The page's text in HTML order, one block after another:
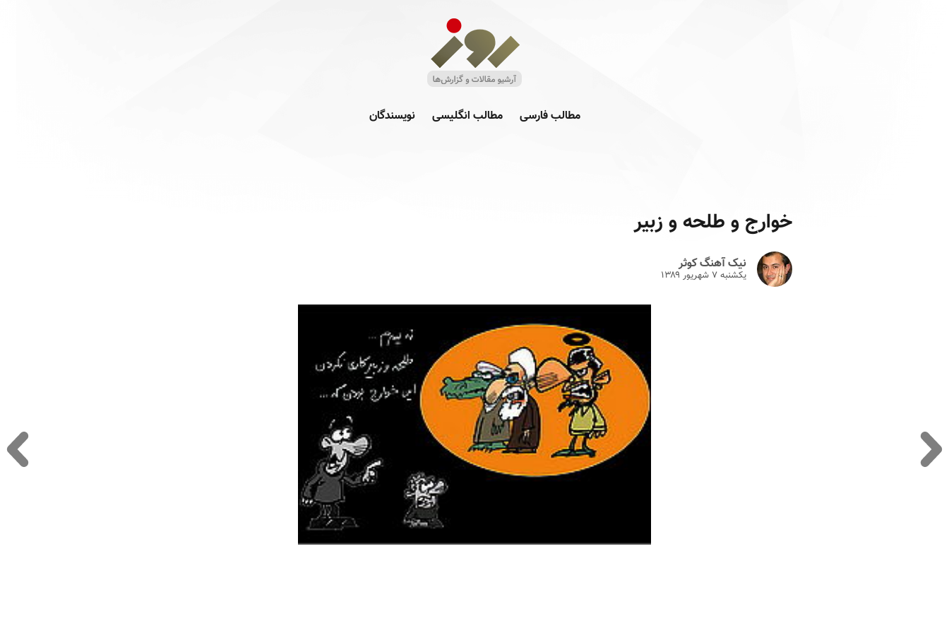
مطالب فارسی مطالب انگلیسی نویسندگان
خوارج و طلحه و زبیر
نیک آهنگ کوثر
یکشنبه ۷ شهريور ۱۳۸۹